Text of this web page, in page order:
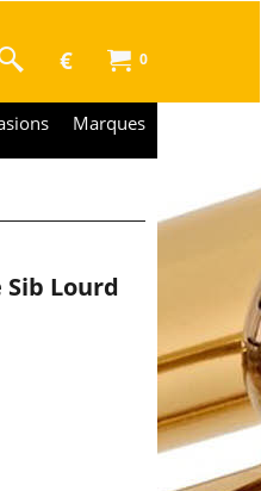
0
€
Marques
Lourd